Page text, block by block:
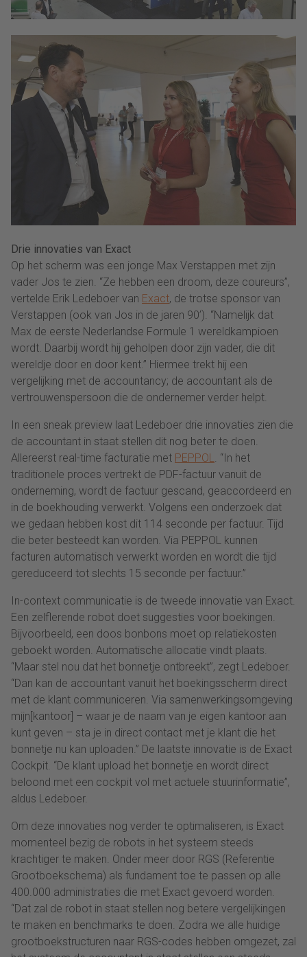
Drie innovaties van Exact
Op het scherm was een jonge Max Verstappen met zijn
vader Jos te zien. “Ze hebben een droom, deze coureurs”,
vertelde Erik Ledeboer van Exact, de trotse sponsor van
Verstappen (ook van Jos in de jaren 90’). “Namelijk dat
Max de eerste Nederlandse Formule 1 wereldkampioen
wordt. Daarbij wordt hij geholpen door zijn vader, die dit
wereldje door en door kent.” Hiermee trekt hij een
vergelijking met de accountancy; de accountant als de
vertrouwenspersoon die de ondernemer verder helpt.
In een sneak preview laat Ledeboer drie innovaties zien die
de accountant in staat stellen dit nog beter te doen.
Allereerst real-time facturatie met PEPPOL. “In het
traditionele proces vertrekt de PDF-factuur vanuit de
onderneming, wordt de factuur gescand, geaccordeerd en
in de boekhouding verwerkt. Volgens een onderzoek dat
we gedaan hebben kost dit 114 seconde per factuur. Tijd
die beter besteedt kan worden. Via PEPPOL kunnen
facturen automatisch verwerkt worden en wordt die tijd
gereduceerd tot slechts 15 seconde per factuur.”
In-context communicatie is de tweede innovatie van Exact.
Een zelflerende robot doet suggesties voor boekingen.
Bijvoorbeeld, een doos bonbons moet op relatiekosten
geboekt worden. Automatische allocatie vindt plaats.
“Maar stel nou dat het bonnetje ontbreekt”, zegt Ledeboer.
“Dan kan de accountant vanuit het boekingsscherm direct
met de klant communiceren. Via samenwerkingsomgeving
mijn[kantoor] – waar je de naam van je eigen kantoor aan
kunt geven – sta je in direct contact met je klant die het
bonnetje nu kan uploaden.” De laatste innovatie is de Exact
Cockpit. “De klant upload het bonnetje en wordt direct
beloond met een cockpit vol met actuele stuurinformatie”,
aldus Ledeboer.
Om deze innovaties nog verder te optimaliseren, is Exact
momenteel bezig de robots in het systeem steeds
krachtiger te maken. Onder meer door RGS (Referentie
Grootboekschema) als fundament toe te passen op alle
400.000 administraties die met Exact gevoerd worden.
“Dat zal de robot in staat stellen nog betere vergelijkingen
te maken en benchmarks te doen. Zodra we alle huidige
grootboekstructuren naar RGS-codes hebben omgezet, zal